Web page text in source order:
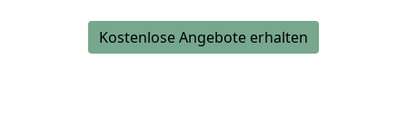
Kostenlose Angebote erhalten